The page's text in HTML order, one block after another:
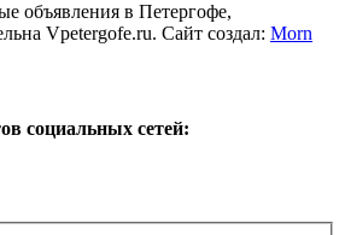
объявления в Петергофе,
Vpetergofe.ru. Сайт создал: Morn
социальных сетей: